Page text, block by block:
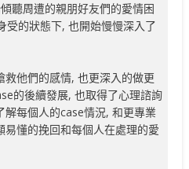
聽周遭的親朋好友們的愛情困
受的狀態下, 也開始慢慢深入了
他們的感情, 也更深入的做更
的後續發展, 也取得了心理諮詢
解每個人的case情況, 和更專業
懂的挽回和每個人在處理的愛